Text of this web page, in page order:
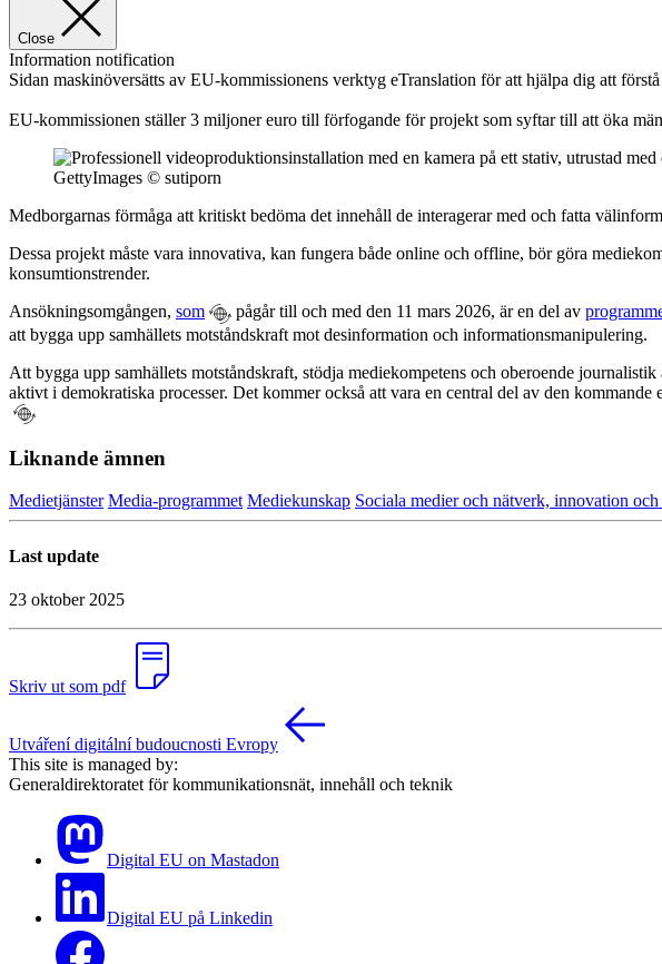
Close
Information notification
Sidan maskinöversätts av EU-kommissionens verktyg eTranslation för att hjälpa dig att
EU-kommissionen ställer 3 miljoner euro till förfogande för projekt som syftar till att öka
GettyImages © sutiporn
Medborgarnas förmåga att kritiskt bedöma det innehåll de interagerar med och fatta
Dessa projekt måste vara innovativa, kan fungera både online och offline, bör göra
konsumtionstrender.
Ansökningsomgången, som pågår till och med den 11 mars 2026, är en del av
att bygga upp samhällets motståndskraft mot desinformation och informationsmanipulering.
Att bygga upp samhällets motståndskraft, stödja mediekompetens och oberoende
aktivt i demokratiska processer. Det kommer också att vara en central del av den
Liknande ämnen
Medietjänster Media-programmet Mediekunskap Sociala medier och nätverk, innovation
Last update
23 oktober 2025
Skriv ut som pdf
Utváření digitální budoucnosti Evropy
This site is managed by:
Generaldirektoratet för kommunikationsnät, innehåll och teknik
Digital EU on Mastadon
Digital EU på Linkedin